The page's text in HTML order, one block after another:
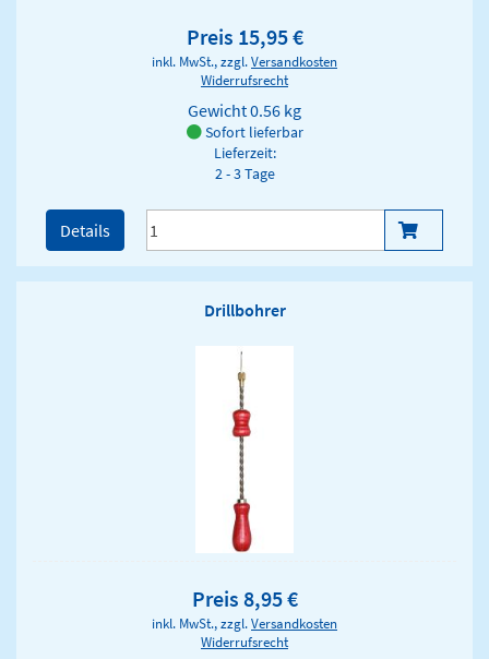
Preis 15,95 €
inkl. MwSt., zzgl.Versandkosten
Widerrufsrecht
Gewicht0.56 kg
Sofort lieferbar
Lieferzeit:
2 - 3 Tage
Details
Drillbohrer
Preis 8,95 €
inkl. MwSt., zzgl.Versandkosten
Widerrufsrecht